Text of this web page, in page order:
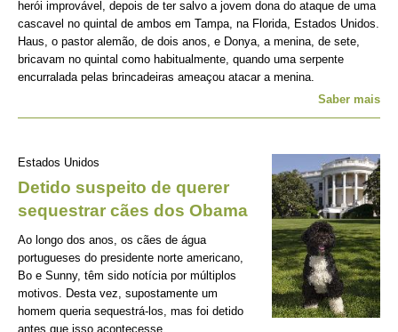
herói improvável, depois de ter salvo a jovem dona do ataque de uma
cascavel no quintal de ambos em Tampa, na Florida, Estados Unidos.
Haus, o pastor alemão, de dois anos, e Donya, a menina, de sete,
bricavam no quintal como habitualmente, quando uma serpente
encurralada pelas brincadeiras ameaçou atacar a menina.
Saber mais
Estados Unidos
Detido suspeito de querer
sequestrar cães dos Obama
Ao longo dos anos, os cães de água
portugueses do presidente norte americano,
Bo e Sunny, têm sido notícia por múltiplos
motivos. Desta vez, supostamente um
homem queria sequestrá-los, mas foi detido
antes que isso acontecesse.